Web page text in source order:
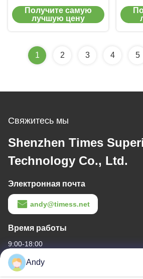
зарядное устройство
3 в 1 15 Вт 10 Вт
Телефоны Apple и
Samsung
Получите самую
лучшую цену
1 2 3 4 5
Свяжитесь мы
Shenzhen Times
Technology Co., Ltd.
Электронная почта
andy@timess.net
Время работы
9:00-18:00
Наш адрес
Andy